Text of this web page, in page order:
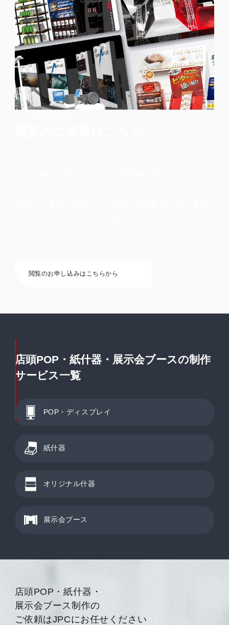
閲覧のお申し込みはこちらから
店頭POP・紙什器・展示会ブースの制作
サービス一覧
POP・ディスプレイ
紙什器
オリジナル什器
展示会ブース
店頭POP・紙什器・
展示会ブース制作の
ご依頼はJPCにお任せください